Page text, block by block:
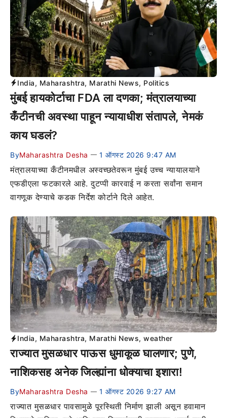
India, Maharashtra, Marathi News, Politics
मुंबई हायकोर्टाचा FDA ला दणका; मंत्रालयाच्या
कँटीनची अवस्था पाहून न्यायाधीश संतापले, नेमकं
काय घडलं?
ByMaharashtra Desha — 1 ऑगस्ट 2026 9:47 AM
मंत्रालयाच्या कँटीनमधील अस्वच्छतेवरून मुंबई उच्च न्यायालयाने
एफडीएला फटकारले आहे. दुटप्पी कारवाई न करता सर्वांना समान
वागणूक देण्याचे कडक निर्देश कोर्टाने दिले आहेत.
India, Maharashtra, Marathi News, weather
राज्यात मुसळधार पाऊस धुमाकूळ घालणार; पुणे,
नाशिकसह अनेक जिल्ह्यांना धोक्याचा इशारा!
ByMaharashtra Desha — 1 ऑगस्ट 2026 9:27 AM
राज्यात मुसळधार पावसामुळे पूरस्थिती निर्माण झाली असून हवामान